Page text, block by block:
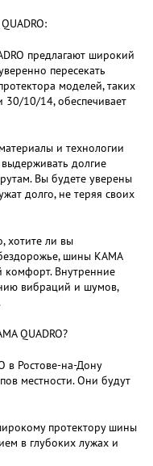
предлагают широкий
пересекать
моделей, таких
30/10/14, обеспечивает
и технологии
долгие
Вы будете уверены
долго, не теряя своих
хотите ли вы
шины KAMA
комфорт. Внутренние
вибраций и шумов,
QUADRO?
в Ростове-на-Дону
местности. Они будут
протектору шины
в глубоких лужах и